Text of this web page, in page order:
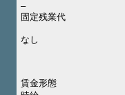
–
固定残業代
なし
賃金形態